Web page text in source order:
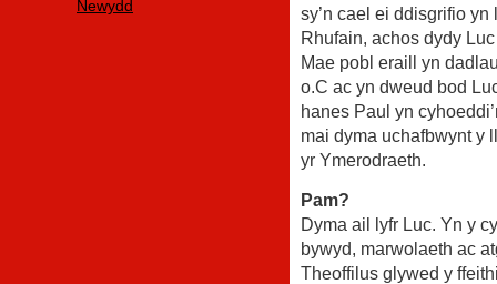
Newydd
sy’n cael ei ddisgrifio
Rhufain, achos dydy
Mae pobl eraill yn
o.C ac yn dweud bod
hanes Paul yn
mai dyma uchafbwynt y
yr Ymerodraeth.
Pam?
Dyma ail lyfr Luc. Yn y
bywyd, marwolaeth ac
Theoffilus glywed y